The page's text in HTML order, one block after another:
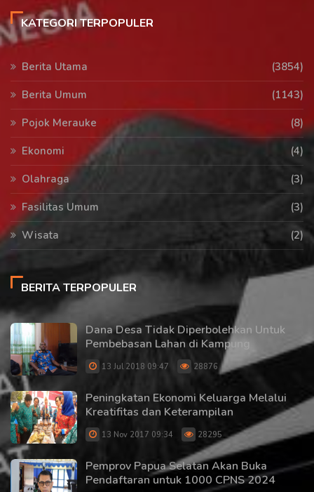
KATEGORI TERPOPULER
Berita Utama
(3854)
Berita Umum
(1143)
Pojok Merauke
(8)
Ekonomi
(4)
Olahraga
(3)
Fasilitas Umum
(3)
Wisata
(2)
BERITA TERPOPULER
Dana Desa Tidak Diperbolehkan Untuk
Pembebasan Lahan di Kampung
13 Jul 2018 09:47 28876
Peningkatan Ekonomi Keluarga Melalui
Kreatifitas dan Keterampilan
13 Nov 2017 09:34 28295
Pemprov Papua Selatan Akan Buka
Pendaftaran untuk 1000 CPNS 2024